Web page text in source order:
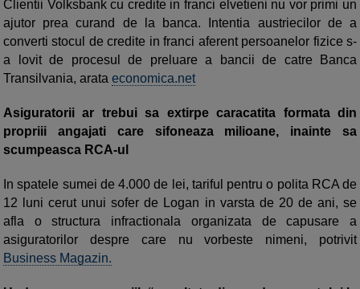
Clientii Volksbank cu credite in franci elvetieni nu vor primi un
ajutor prea curand de la banca. Intentia austriecilor de a
converti stocul de credite in franci aferent persoanelor fizice s-
a lovit de procesul de preluare a bancii de catre Banca
Transilvania, arata economica.net
Asiguratorii ar trebui sa extirpe caracatita formata din
propriii angajati care sifoneaza milioane, inainte sa
scumpeasca RCA-ul
In spatele sumei de 4.000 de lei, tariful pentru o polita RCA de
12 luni cerut unui sofer de Logan in varsta de 20 de ani, se
afla o structura infractionala organizata de capusare a
asiguratorilor despre care nu vorbeste nimeni, potrivit
Business Magazin.